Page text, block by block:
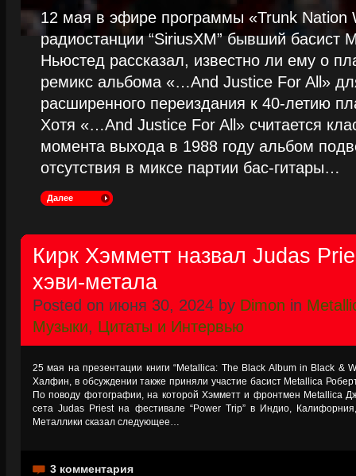
12 мая в эфире программы «Trunk Nation
радиостанции “SiriusXM” бывший басист
Ньюстед рассказал, известно ли ему о
ремикс альбома «…And Justice For All»
расширенного переиздания к 40-летию
Хотя «…And Justice For All» считается
момента выхода в 1988 году альбом
отсутствия в миксе партии бас-гитары…
Далее
Кирк Хэмметт назвал Judas
хэви-метала
Posted on июня 30, 2024 by Dimon in
Музыки, Цитаты и Интервью
25 мая на презентации книги “Metallica: The Black Album in Black &
Халфин, в обсуждении также приняли участие басист Metallica
По поводу фотографии, на которой Хэмметт и фронтмен Metallica
сета Judas Priest на фестивале “Power Trip” в Индио,
Металлики сказал следующее…
3 комментария